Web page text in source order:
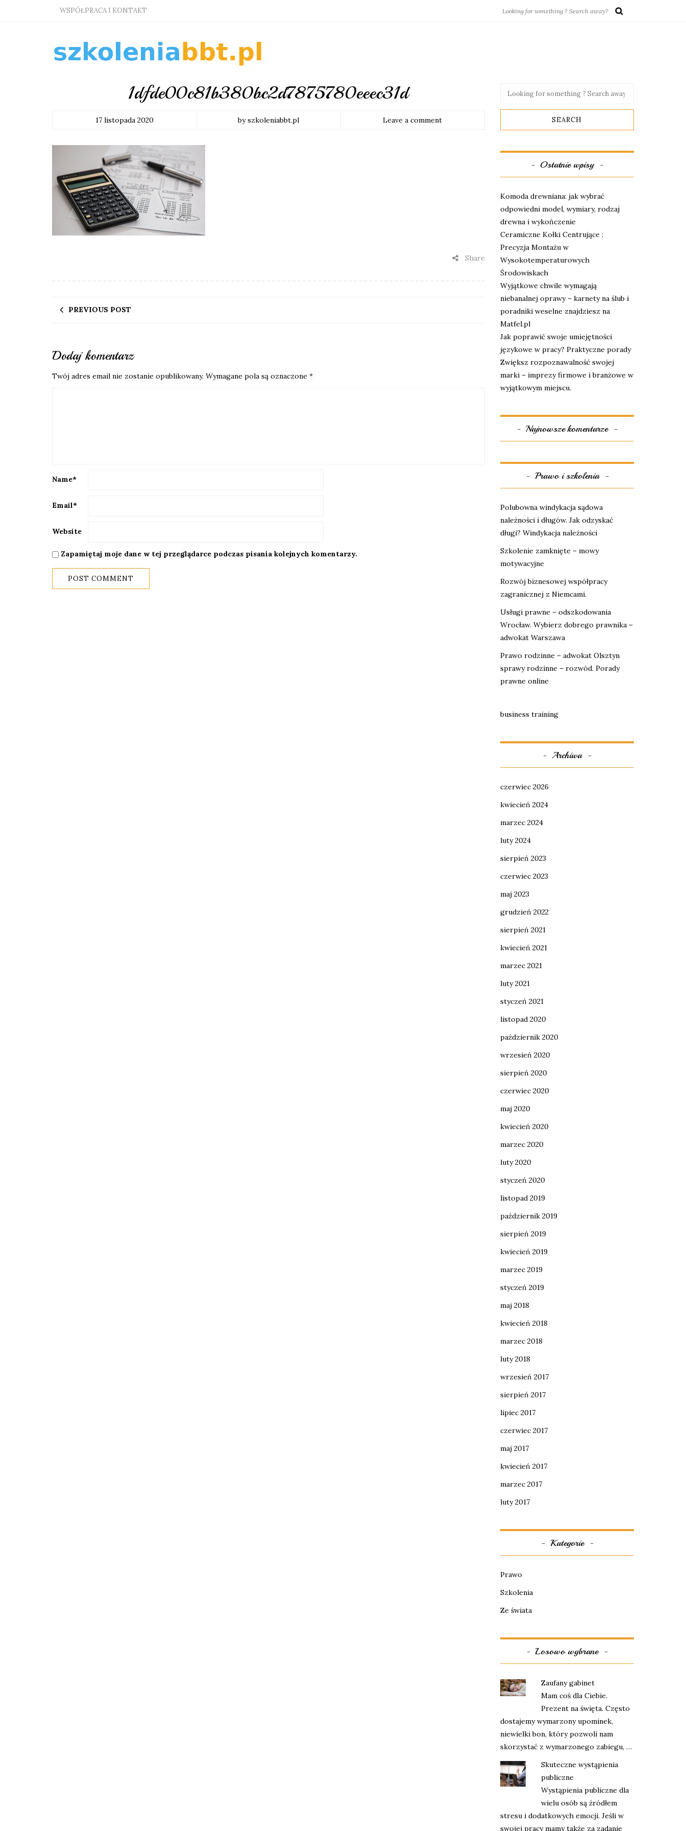
WSPÓŁPRACA I KONTAKT
1dfde00c81b380bc2d7875780eeec31d
17 listopada 2020 by szkoleniabbt.pl Leave a comment
Share
PREVIOUS POST
Dodaj komentarz
Twój adres email nie zostanie opublikowany. Wymagane pola są oznaczone *
Name*
Email*
Website
Zapamiętaj moje dane w tej przeglądarce podczas pisania kolejnych komentarzy.
Ostatnie wpisy
Komoda drewniana: jak wybrać
odpowiedni model, wymiary, rodzaj
drewna i wykończenie
Ceramiczne Kołki Centrujące :
Precyzja Montażu w
Wysokotemperaturowych
Środowiskach
Wyjątkowe chwile wymagają
niebanalnej oprawy – karnety na ślub i
poradniki weselne znajdziesz na
Matfel.pl
Jak poprawić swoje umiejętności
językowe w pracy? Praktyczne porady
Zwiększ rozpoznawalność swojej
marki – imprezy firmowe i branżowe w
wyjątkowym miejscu.
Najnowsze komentarze
Prawo i szkolenia
Polubowna windykacja sądowa
należności i długów. Jak odzyskać
długi? Windykacja należności
Szkolenie zamknięte – mowy
motywacyjne
Rozwój biznesowej współpracy
zagranicznej z Niemcami.
Usługi prawne – odszkodowania
Wrocław. Wybierz dobrego prawnika –
adwokat Warszawa
Prawo rodzinne – adwokat Olsztyn
sprawy rodzinne – rozwód. Porady
prawne online
business training
Archiwa
czerwiec 2026
kwiecień 2024
marzec 2024
luty 2024
sierpień 2023
czerwiec 2023
maj 2023
grudzień 2022
sierpień 2021
kwiecień 2021
marzec 2021
luty 2021
styczeń 2021
listopad 2020
październik 2020
wrzesień 2020
sierpień 2020
czerwiec 2020
maj 2020
kwiecień 2020
marzec 2020
luty 2020
styczeń 2020
listopad 2019
październik 2019
sierpień 2019
kwiecień 2019
marzec 2019
styczeń 2019
maj 2018
kwiecień 2018
marzec 2018
luty 2018
wrzesień 2017
sierpień 2017
lipiec 2017
czerwiec 2017
maj 2017
kwiecień 2017
marzec 2017
luty 2017
Kategorie
Prawo
Szkolenia
Ze świata
Losowo wybrane
Zaufany gabinet
Mam coś dla Ciebie.
Prezent na święta. Często
dostajemy wymarzony upominek,
niewielki bon, który pozwoli nam
skorzystać z wymarzonego zabiegu, …
Skuteczne wystąpienia
publiczne
Wystąpienia publiczne dla
wielu osób są źródłem
stresu i dodatkowych emocji. Jeśli w
swojej pracy mamy także za zadanie